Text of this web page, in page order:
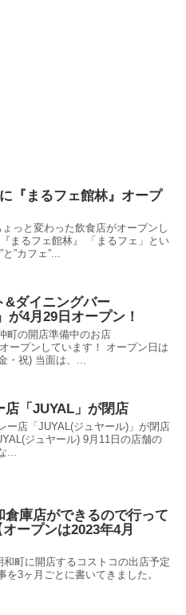
『まるフェ館林』オープ
っと変わった飲食店がオープンし
まるフェ館林』 「まるフェ」とい
と”カフェ”...
&ダイニングバー
が4月29日オープン！
町の開店準備中のお店
ープンしています！ オープン日は
・祝) 当面は、...
店「JUYAL」が閉店
ー店「JUYAL(ジュヤール)」が閉店
ジュヤール) 9月11日の店舗の
...
倉庫店ができるので行って
ープンは2023年4月
和町に開店するコストコの出店予定
を3ヶ月ごとに書いてきました。